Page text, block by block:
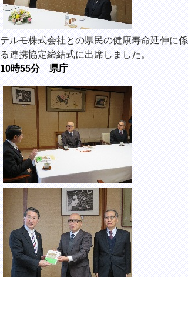
テルモ株式会社との県民の健康寿命延伸に係
る連携協定締結式に出席しました。
10時55分 県庁